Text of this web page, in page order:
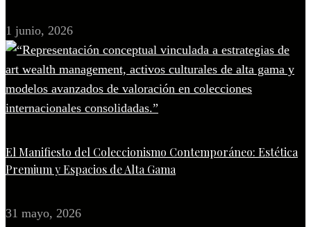
1 junio, 2026
El Manifiesto del Coleccionismo Contemporáneo: Estética
Premium y Espacios de Alta Gama
31 mayo, 2026